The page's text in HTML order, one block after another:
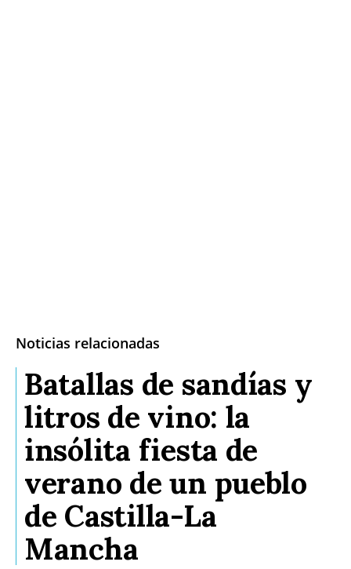
Noticias relacionadas
Batallas de sandías y
litros de vino: la
insólita fiesta de
verano de un pueblo
de Castilla-La
Mancha